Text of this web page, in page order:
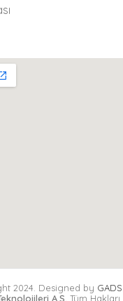
2024. Designed by GADS
A.Ş. Tüm Hakları